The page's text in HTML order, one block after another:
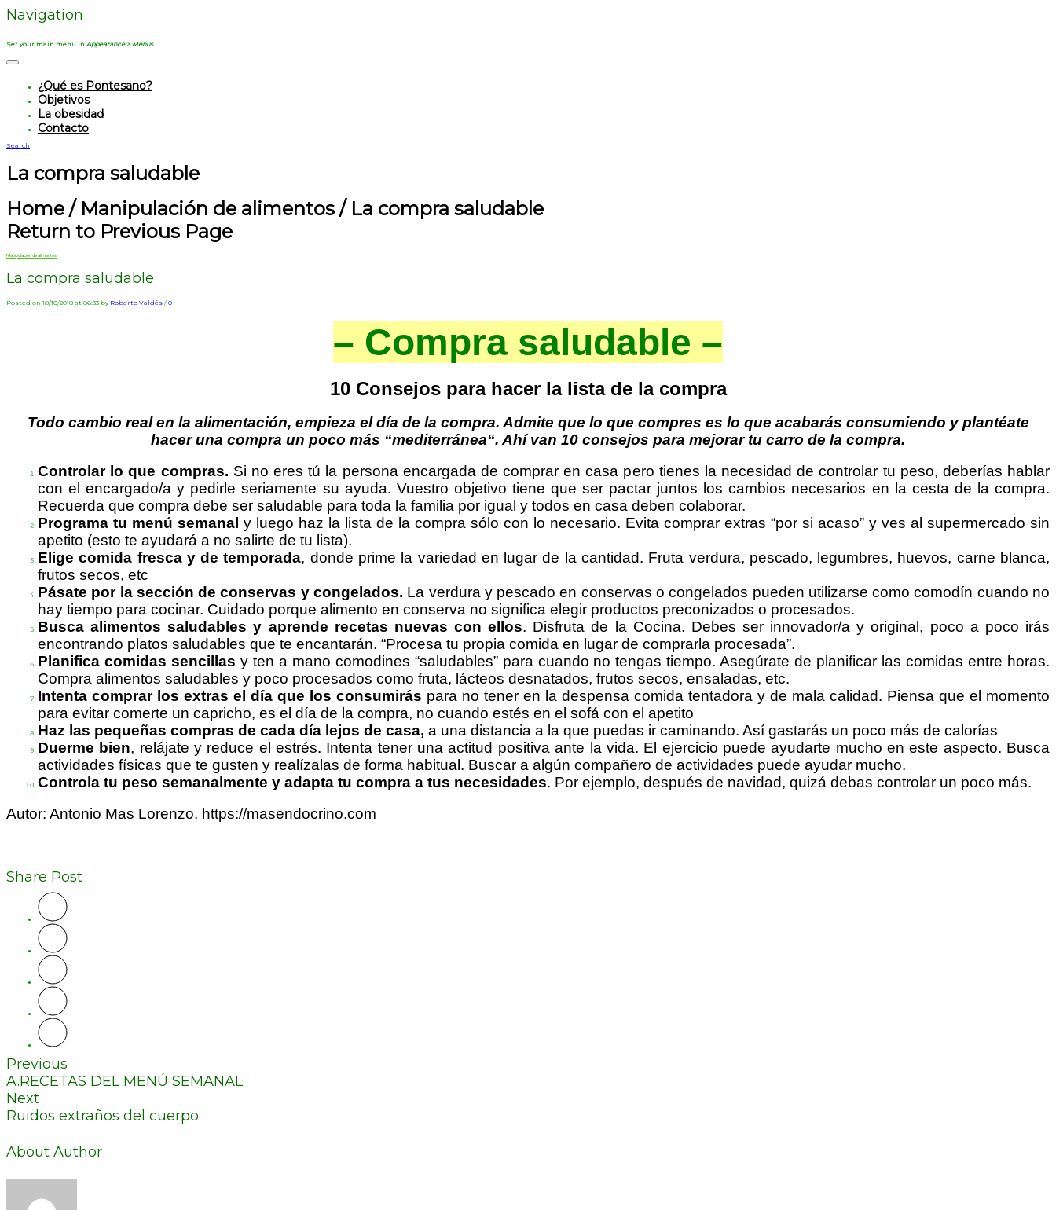
Navigation
Set your main menu in Appearance > Menus
¿Qué es Pontesano?
Objetivos
La obesidad
Contacto
Search
La compra saludable
Home / Manipulación de alimentos / La compra saludable
Return to Previous Page
Manipulación de alimentos
La compra saludable
Posted on 18/10/2018 at 06:33 by Roberto Valdés / 0
– Compra saludable –
10 Consejos para hacer la lista de la compra
Todo cambio real en la alimentación, empieza el día de la compra. Admite que lo que compres es lo que acabarás consumiendo y plantéate
hacer una compra un poco más “mediterránea“. Ahí van 10 consejos para mejorar tu carro de la compra.
Controlar lo que compras. Si no eres tú la persona encargada de comprar en casa pero tienes la necesidad de controlar tu peso, deberías hablar
con el encargado/a y pedirle seriamente su ayuda. Vuestro objetivo tiene que ser pactar juntos los cambios necesarios en la cesta de la compra.
Recuerda que compra debe ser saludable para toda la familia por igual y todos en casa deben colaborar.
Programa tu menú semanal y luego haz la lista de la compra sólo con lo necesario. Evita comprar extras “por si acaso” y ves al supermercado sin
apetito (esto te ayudará a no salirte de tu lista).
Elige comida fresca y de temporada, donde prime la variedad en lugar de la cantidad. Fruta verdura, pescado, legumbres, huevos, carne blanca,
frutos secos, etc
Pásate por la sección de conservas y congelados. La verdura y pescado en conservas o congelados pueden utilizarse como comodín cuando no
hay tiempo para cocinar. Cuidado porque alimento en conserva no significa elegir productos preconizados o procesados.
Busca alimentos saludables y aprende recetas nuevas con ellos. Disfruta de la Cocina. Debes ser innovador/a y original, poco a poco irás
encontrando platos saludables que te encantarán. “Procesa tu propia comida en lugar de comprarla procesada”.
Planifica comidas sencillas y ten a mano comodines “saludables” para cuando no tengas tiempo. Asegúrate de planificar las comidas entre horas.
Compra alimentos saludables y poco procesados como fruta, lácteos desnatados, frutos secos, ensaladas, etc.
Intenta comprar los extras el día que los consumirás para no tener en la despensa comida tentadora y de mala calidad. Piensa que el momento
para evitar comerte un capricho, es el día de la compra, no cuando estés en el sofá con el apetito
Haz las pequeñas compras de cada día lejos de casa, a una distancia a la que puedas ir caminando. Así gastarás un poco más de calorías
Duerme bien, relájate y reduce el estrés. Intenta tener una actitud positiva ante la vida. El ejercicio puede ayudarte mucho en este aspecto. Busca
actividades físicas que te gusten y realízalas de forma habitual. Buscar a algún compañero de actividades puede ayudar mucho.
Controla tu peso semanalmente y adapta tu compra a tus necesidades. Por ejemplo, después de navidad, quizá debas controlar un poco más.
Autor: Antonio Mas Lorenzo. https://masendocrino.com
Share Post
Previous
A.RECETAS DEL MENÚ SEMANAL
Next
Ruidos extraños del cuerpo
About Author